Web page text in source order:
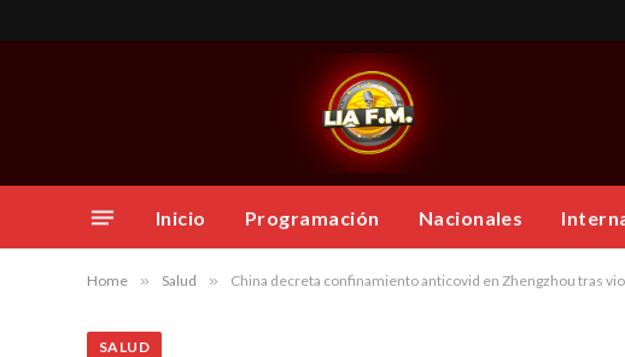
Inicio Programación Nacionales
Home » Salud » China decreta confinamiento anticovid en Zhengzhou tras
SALUD